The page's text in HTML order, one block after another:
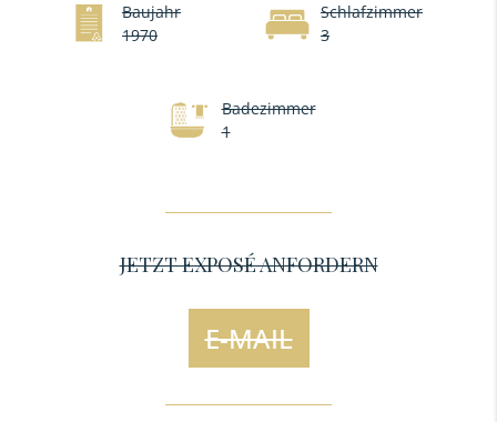
Baujahr
1970
Schlafzimmer
3
Badezimmer
1
JETZT EXPOSÉ ANFORDERN
E-MAIL